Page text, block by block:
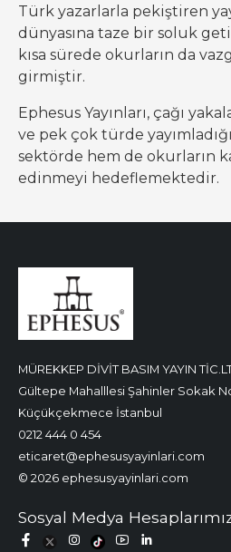
Türk yazarlarla pekiştiren
dünyasına taze bir soluk
kısa sürede okurların da
girmiştir.
Ephesus Yayınları, çağı
ve pek çok türde
sektörde hem de okurların
edinmeyi hedeflemektedir.
MÜREKKEP DİVİT BASIM YAYIN
Gültepe Mahalllesi Şahinler Sokak
Küçükçekmece İstanbul
0212 444 0 454
eticaret@ephesusyayinlari.com
© 2026 ephesusyayinlari.com
Sosyal Medya